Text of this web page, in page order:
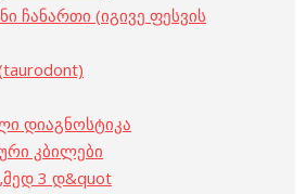
ჩანართი (იგივე ფესვის
დიაგნოსტიკა
კბილები
3 დ&quot